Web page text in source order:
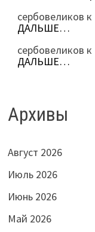
сербовеликов к
ДАЛЬШЕ…
сербовеликов к
ДАЛЬШЕ…
Архивы
Август 2026
Июль 2026
Июнь 2026
Май 2026